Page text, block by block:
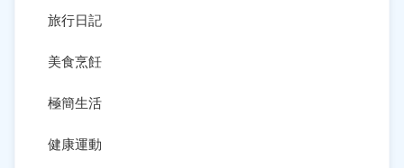
旅行日記
美食烹飪
極簡生活
健康運動